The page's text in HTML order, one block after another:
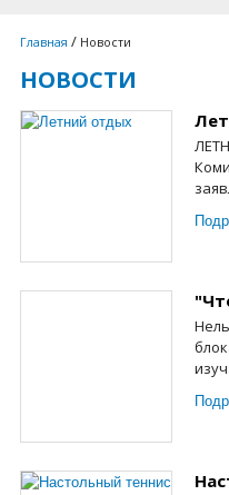
Главная / Новости
НОВОСТИ